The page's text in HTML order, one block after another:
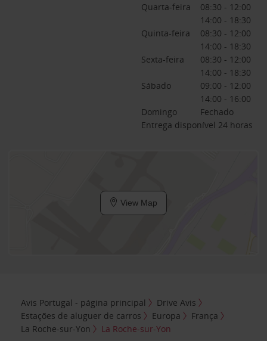
Quarta-feira
08:30 - 12:00
14:00 - 18:30
Quinta-feira
08:30 - 12:00
14:00 - 18:30
Sexta-feira
08:30 - 12:00
14:00 - 18:30
Sábado
09:00 - 12:00
14:00 - 16:00
Domingo
Fechado
Entrega disponível 24 horas
View Map
Avis Portugal - página principal
Drive Avis
Estações de aluguer de carros
Europa
França
La Roche-sur-Yon
La Roche-sur-Yon